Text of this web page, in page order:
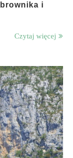
i
Czytaj więcej